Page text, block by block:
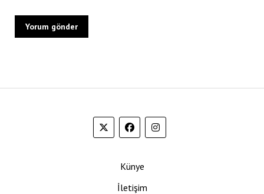
Künye
İletişim